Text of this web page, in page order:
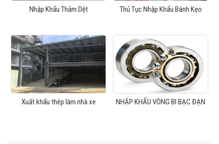
Nhập Khẩu Thảm Dệt Thủ Tục Nhập Khẩu Bánh Kẹo
Xuất khẩu thép làm nhà xe NHẬP KHẨU VÒNG BI BẠC ĐẠN